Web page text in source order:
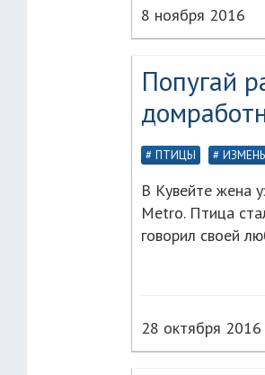
8 ноября 2016
Попугай
ПТИЦЫ
В Кувейте жена
Metro. Птица
говорил своей
28 октября 2016